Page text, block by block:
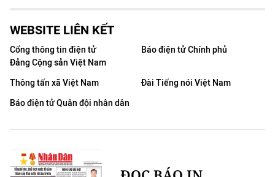
WEBSITE LIÊN KẾT
Cổng thông tin điện tử
Đảng Cộng sản Việt Nam
Báo điện tử Chính phủ
Thông tấn xã Việt Nam
Đài Tiếng nói Việt Nam
Báo điện tử Quân đội nhân dân